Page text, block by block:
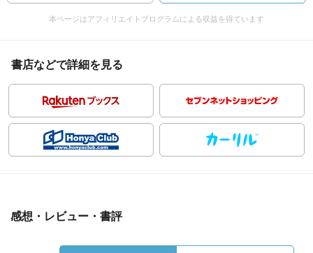
本ページはアフィリエイトプログラムによる収益を得ています
書店などで詳細を見る
感想・レビュー・書評